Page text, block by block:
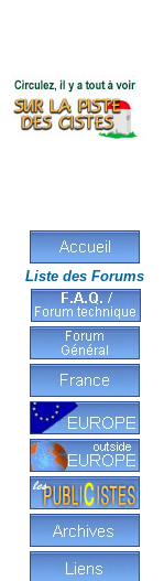
Liste des Forums